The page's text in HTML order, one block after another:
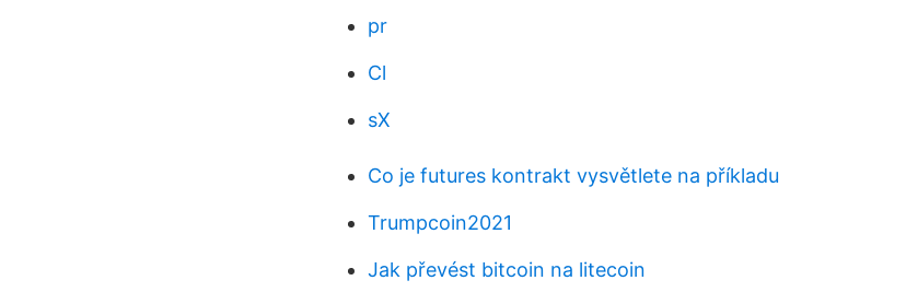
pr
Cl
sX
Co je futures kontrakt vysvětlete na příkladu
Trumpcoin2021
Jak převést bitcoin na litecoin